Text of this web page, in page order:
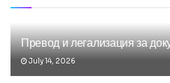
Превод и легализация за
July 14, 2026